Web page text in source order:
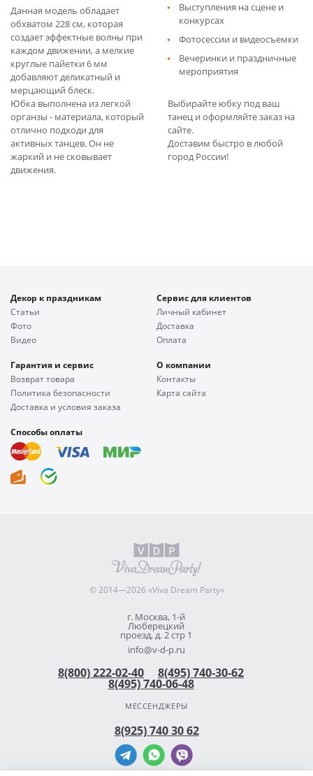
Данная модель обладает
обхватом 228 см, которая
создает эффектные волны при
каждом движении, а мелкие
круглые пайетки 6 мм
добавляют деликатный и
мерцающий блеск.
Юбка выполнена из легкой
органзы - материала, который
отлично подходи для
активных танцев. Он не
жаркий и не сковывает
движения.
Выступления на сцене и
конкурсах
Фотосессии и видеосъемки
Вечеринки и праздничные
мероприятия
Выбирайте юбку под ваш
танец и оформляйте заказ на
сайте.
Доставим быстро в любой
город России!
Декор к праздникам
Статьи
Фото
Видео
Сервис для клиентов
Личный кабинет
Доставка
Оплата
Гарантия и сервис
Возврат товара
Политика безопасности
Доставка и условия заказа
О компании
Контакты
Карта сайта
Способы оплаты
© 2014—2026 «Viva Dream Party»
г. Москва, 1-й
Люберецкий
проезд, д. 2 стр 1
info@v-d-p.ru
8(800) 222-02-40 8(495) 740-30-62
8(495) 740-06-48
МЕССЕНДЖЕРЫ
8(925) 740 30 62